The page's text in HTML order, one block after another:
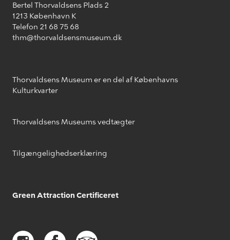
Bertel Thorvaldsens Plads 2
1213 København K
Telefon 21 68 75 68
thm@thorvaldsensmuseum.dk
Thorvaldsens Museum er en del af Københavns
Kulturkvarter
Thorvaldsens Museums vedtægter
Tilgængelighedserklæring
Green Attraction Certificeret